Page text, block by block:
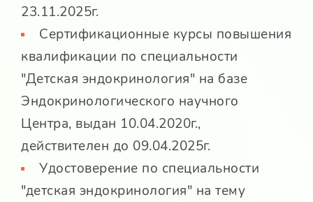
23.11.2025г.
Сертификационные курсы повышения
квалификации по специальности
"Детская эндокринология" на базе
Эндокринологического научного
Центра, выдан 10.04.2020г.,
действителен до 09.04.2025г.
Удостоверение по специальности
"детская эндокринология" на тему